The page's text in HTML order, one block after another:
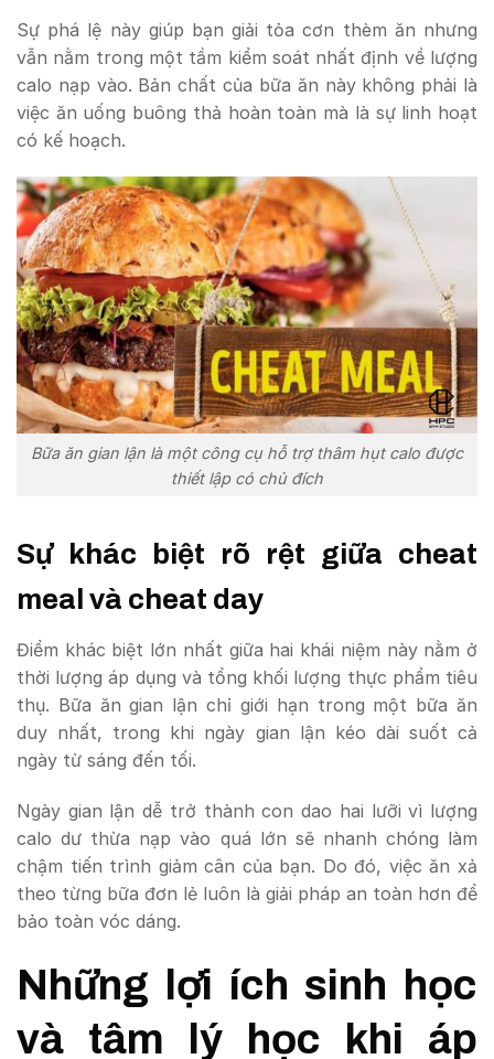
Sự phá lệ này giúp bạn giải tỏa cơn thèm ăn nhưng
vẫn nằm trong một tầm kiểm soát nhất định về lượng
calo nạp vào. Bản chất của bữa ăn này không phải là
việc ăn uống buông thả hoàn toàn mà là sự linh hoạt
có kế hoạch.
Bữa ăn gian lận là một công cụ hỗ trợ thâm hụt calo được
thiết lập có chủ đích
Sự khác biệt rõ rệt giữa cheat
meal và cheat day
Điểm khác biệt lớn nhất giữa hai khái niệm này nằm ở
thời lượng áp dụng và tổng khối lượng thực phẩm tiêu
thụ. Bữa ăn gian lận chỉ giới hạn trong một bữa ăn
duy nhất, trong khi ngày gian lận kéo dài suốt cả
ngày từ sáng đến tối.
Ngày gian lận dễ trở thành con dao hai lưỡi vì lượng
calo dư thừa nạp vào quá lớn sẽ nhanh chóng làm
chậm tiến trình giảm cân của bạn. Do đó, việc ăn xả
theo từng bữa đơn lẻ luôn là giải pháp an toàn hơn để
bảo toàn vóc dáng.
Những lợi ích sinh học
và tâm lý học khi áp